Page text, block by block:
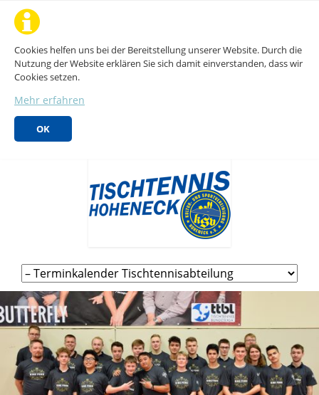
Cookies helfen uns bei der Bereitstellung unserer Website. Durch die
Nutzung der Website erklären Sie sich damit einverstanden, dass wir
Cookies setzen.
Mehr erfahren
OK
Navigation
überspringen